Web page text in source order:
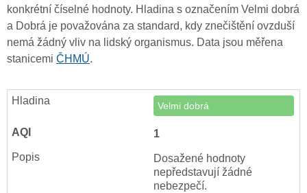
konkrétní číselné hodnoty. Hladina s označením Velmi dobrá
a Dobrá je považována za standard, kdy znečištění ovzduší
nemá žádný vliv na lidský organismus. Data jsou měřena
stanicemi ČHMÚ.
Velmi dobrá
1
Dosažené hodnoty
nepředstavují žádné
nebezpečí.